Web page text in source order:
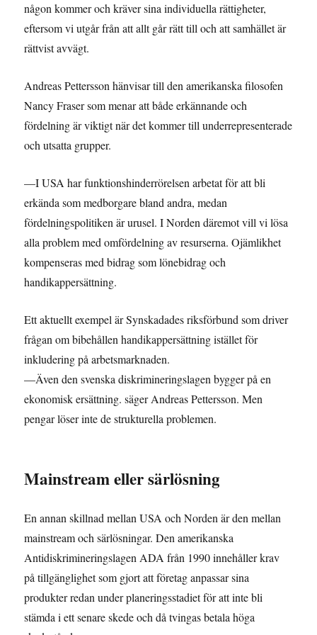
någon kommer och kräver sina individuella rättigheter,
eftersom vi utgår från att allt går rätt till och att samhället är
rättvist avvägt.
Andreas Pettersson hänvisar till den amerikanska filosofen
Nancy Fraser som menar att både erkännande och
fördelning är viktigt när det kommer till underrepresenterade
och utsatta grupper.
—I USA har funktionshinderrörelsen arbetat för att bli
erkända som medborgare bland andra, medan
fördelningspolitiken är urusel. I Norden däremot vill vi lösa
alla problem med omfördelning av resurserna. Ojämlikhet
kompenseras med bidrag som lönebidrag och
handikappersättning.
Ett aktuellt exempel är Synskadades riksförbund som driver
frågan om bibehållen handikappersättning istället för
inkludering på arbetsmarknaden.
—Även den svenska diskrimineringslagen bygger på en
ekonomisk ersättning. säger Andreas Pettersson. Men
pengar löser inte de strukturella problemen.
Mainstream eller särlösning
En annan skillnad mellan USA och Norden är den mellan
mainstream och särlösningar. Den amerikanska
Antidiskrimineringslagen ADA från 1990 innehåller krav
på tillgänglighet som gjort att företag anpassar sina
produkter redan under planeringsstadiet för att inte bli
stämda i ett senare skede och då tvingas betala höga